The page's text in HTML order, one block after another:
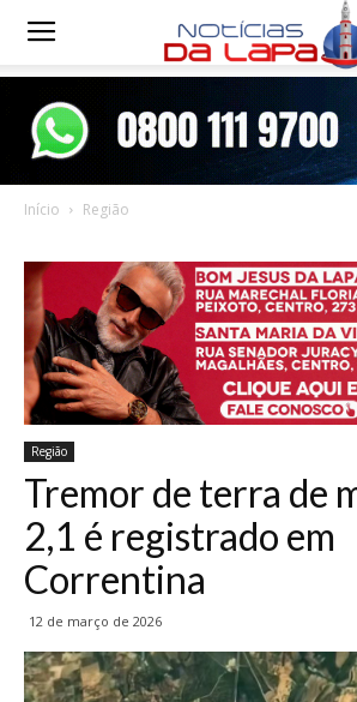
Notícias
Início Região
Região
Tremor de terra de
2,1 é registrado em
Correntina
12 de março de 2026